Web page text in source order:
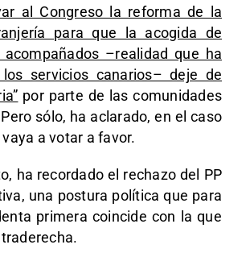
al Congreso la reforma de la
para que la acogida de
–realidad que ha
los servicios canarios– deje de
por parte de las comunidades
sólo, ha aclarado, en el caso
a votar a favor.
ha recordado el rechazo del PP
una postura política que para
primera coincide con la que